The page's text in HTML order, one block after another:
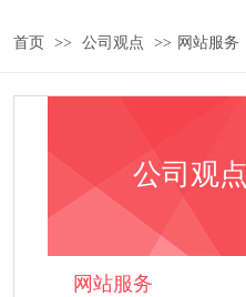
首页 >> 公司观点 >> 网站服务
公司观点
网站服务